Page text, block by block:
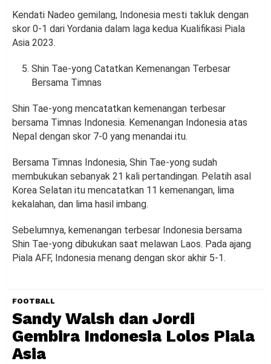
Kendati Nadeo gemilang, Indonesia mesti takluk dengan
skor 0-1 dari Yordania dalam laga kedua Kualifikasi Piala
Asia 2023.
Shin Tae-yong Catatkan Kemenangan Terbesar
Bersama Timnas
Shin Tae-yong mencatatkan kemenangan terbesar
bersama Timnas Indonesia. Kemenangan Indonesia atas
Nepal dengan skor 7-0 yang menandai itu.
Bersama Timnas Indonesia, Shin Tae-yong sudah
membukukan sebanyak 21 kali pertandingan. Pelatih asal
Korea Selatan itu mencatatkan 11 kemenangan, lima
kekalahan, dan lima hasil imbang.
Sebelumnya, kemenangan terbesar Indonesia bersama
Shin Tae-yong dibukukan saat melawan Laos. Pada ajang
Piala AFF, Indonesia menang dengan skor akhir 5-1.
FOOTBALL
Sandy Walsh dan Jordi
Gembira Indonesia Lolos Piala
Asia